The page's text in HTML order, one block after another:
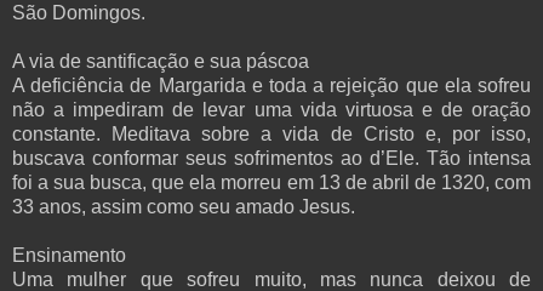
São Domingos.
A via de santificação e sua páscoa
A deficiência de Margarida e toda a rejeição que ela sofreu
não a impediram de levar uma vida virtuosa e de oração
constante. Meditava sobre a vida de Cristo e, por isso,
buscava conformar seus sofrimentos ao d’Ele. Tão intensa
foi a sua busca, que ela morreu em 13 de abril de 1320, com
33 anos, assim como seu amado Jesus.
Ensinamento
Uma mulher que sofreu muito, mas nunca deixou de